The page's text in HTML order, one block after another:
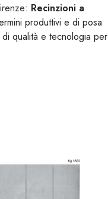
: Recinzioni a
produttivi e di posa
qualità e tecnologia per